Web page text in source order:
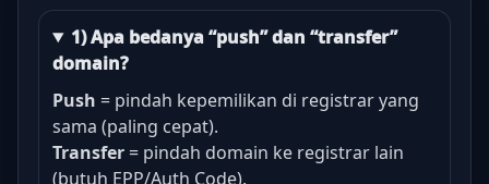
1) Apa bedanya “push” dan “transfer”
domain?
Push = pindah kepemilikan di registrar yang
sama (paling cepat).
Transfer = pindah domain ke registrar lain
(butuh EPP/Auth Code).